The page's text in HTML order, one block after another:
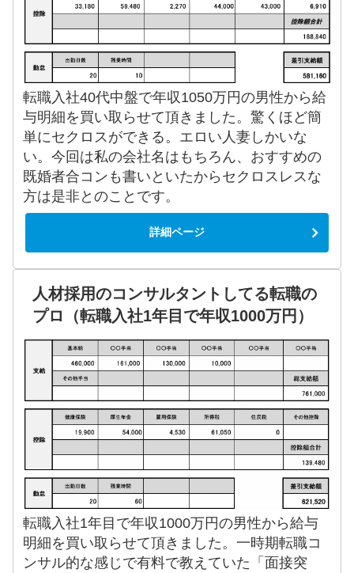
転職入社40代中盤で年収1050万円の男性から給
与明細を買い取らせて頂きました。驚くほど簡
単にセクロスができる。エロい人妻しかいな
い。今回は私の会社名はもちろん、おすすめの
既婚者合コンも書いといたからセクロスレスな
方は是非とのことです。
詳細ページ
人材採用のコンサルタントしてる転職の
プロ（転職入社1年目で年収1000万円）
転職入社1年目で年収1000万円の男性から給与
明細を買い取らせて頂きました。一時期転職コ
ンサル的な感じで有料で教えていた「面接突